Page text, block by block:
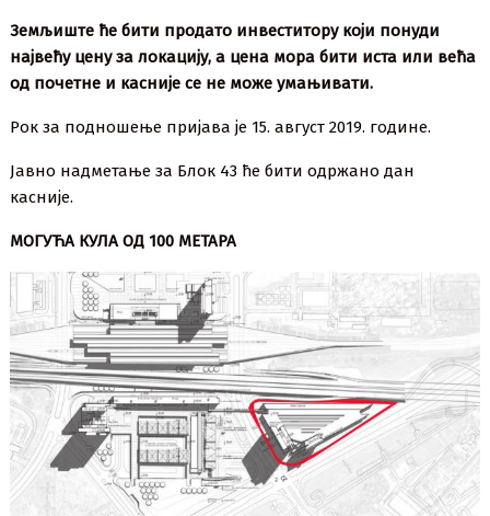
Земљиште ће бити продато инвеститору који понуди
највећу цену за локацију, а цена мора бити иста или већа
од почетне и касније се не може умањивати.
Рок за подношење пријава је 15. август 2019. године.
Јавно надметање за Блок 43 ће бити одржано дан
касније.
МОГУЋА КУЛА ОД 100 МЕТАРА